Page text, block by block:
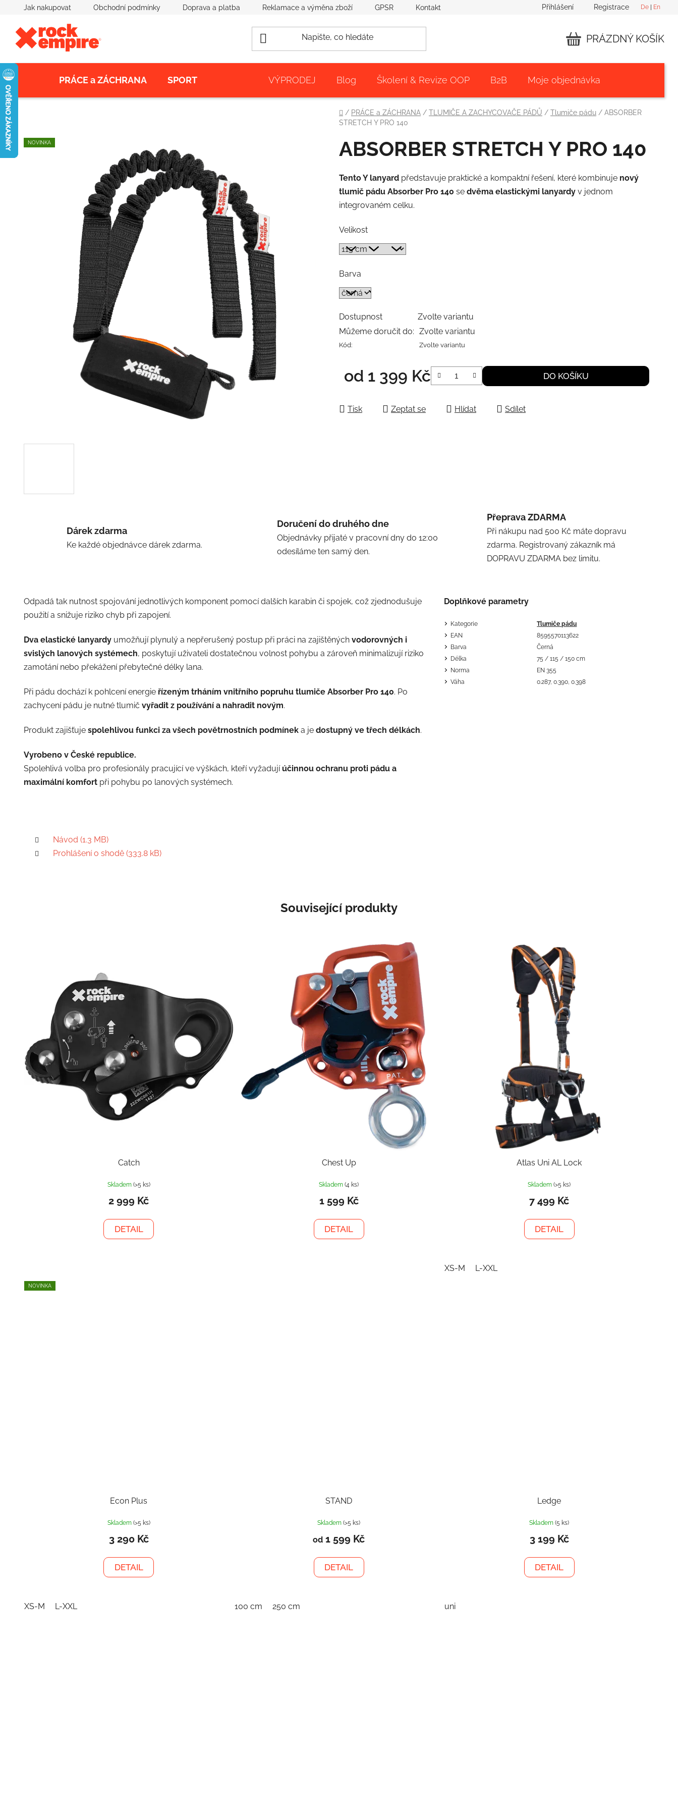
obsah
De| En
Jak nakupovat Obchodní podmínky Doprava a platba Reklamace a výměna zboží GPSR Kontakt Přihlášení Registrace
KOŠÍK
PRÁZDNÝ KOŠÍK
PRÁCE a ZÁCHRANA SPORT VÝPRODEJ Blog Školení & Revize OOP B2B Moje objednávka
Domů
/ PRÁCE a ZÁCHRANA / TLUMIČE A ZACHYCOVAČE PÁDŮ / Tlumiče pádu / ABSORBER
STRETCH Y PRO 140
ABSORBER STRETCH Y PRO 140
Tento Y lanyard představuje praktické a kompaktní řešení, které kombinuje nový
tlumič pádu Absorber Pro 140 se dvěma elastickými lanyardy v jednom
integrovaném celku.
Velikost
Barva
Dostupnost
Zvolte variantu
Můžeme doručit do: Zvolte variantu
Kód: Zvolte variantu
od 1 399 Kč DO KOŠÍKU
Tisk Zeptat se Hlídat Sdílet
NOVINKA
Dárek zdarma
Ke každé objednávce dárek zdarma.
Doručení do druhého dne
Objednávky přijaté v pracovní dny do 12:00
odesíláme ten samý den.
Přeprava ZDARMA
Při nákupu nad 500 Kč máte dopravu
zdarma. Registrovaný zákazník má
DOPRAVU ZDARMA bez limitu.
Odpadá tak nutnost spojování jednotlivých komponent pomocí dalších karabin či spojek, což zjednodušuje
použití a snižuje riziko chyb při zapojení.
Dva elastické lanyardyumožňují plynulý a nepřerušený postup při práci na zajištěných vodorovných i
svislých lanových systémech, poskytují uživateli dostatečnou volnost pohybu a zároveň minimalizují riziko
zamotání nebo překážení přebytečné délky lana.
Při pádu dochází k pohlcení energie řízeným trháním vnitřního popruhu tlumiče Absorber Pro 140. Po
zachycení pádu je nutné tlumič vyřadit z používání a nahradit novým.
Produkt zajišťuje spolehlivou funkci za všech povětrnostních podmíneka je dostupný ve třech délkách.
Vyrobeno v České republice.
Spolehlivá volba pro profesionály pracující ve výškách, kteří vyžadujíúčinnou ochranu proti pádu a
maximální komfortpři pohybu po lanových systémech.
Doplňkové parametry
Kategorie
Tlumiče pádu
EAN
8595570113622
Barva
Černá
Délka
75 / 115 / 150 cm
Norma
EN 355
Váha
0.287, 0.390, 0.398
Návod (1.3 MB)
Prohlášení o shodě (333.8 kB)
Související produkty
Catch
Skladem (>5 ks)
2 999 Kč
DETAIL
Chest Up
Skladem(4 ks)
1 599 Kč
DETAIL
Atlas Uni AL Lock
Skladem(>5 ks)
7 499 Kč
DETAIL
XS-M L-XXL
NOVINKA
Econ Plus
Skladem (>5 ks)
3 290 Kč
DETAIL
XS-M L-XXL
STAND
Skladem(>5 ks)
od 1 599 Kč
DETAIL
100 cm 250 cm
Ledge
Skladem(5 ks)
3 199 Kč
DETAIL
uni